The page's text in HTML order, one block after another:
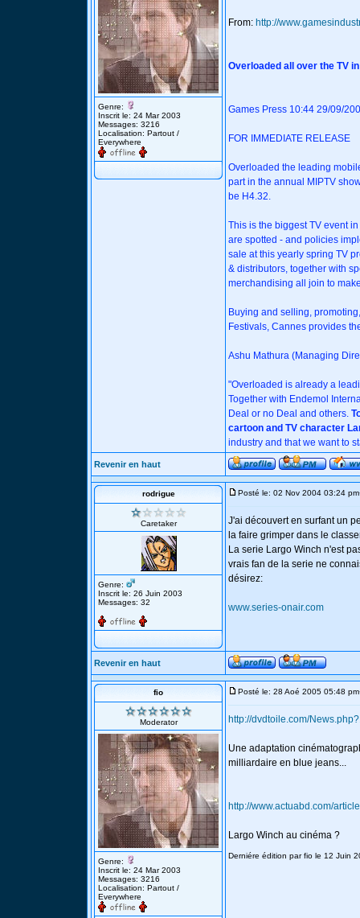
Genre:
Inscrit le: 24 Mar 2003
Messages: 3216
Localisation: Partout /
Everywhere
From: http://
Overloaded all over the TV
Games Press 10:44 29/09/
FOR IMMEDIATE RELEASE
Overloaded the leading
part in the annual MIPTV
be H4.32.
This is the biggest TV event
are spotted - and policies
sale at this yearly spring TV
& distributors, together with
merchandising all join to
Buying and selling,
Festivals, Cannes provides
Ashu Mathura (Managing
"Overloaded is already a
Together with Endemol
Deal or no Deal and others.
cartoon and TV character
industry and that we want to
Revenir en haut
rodrigue
Caretaker
Genre:
Inscrit le: 26 Juin 2003
Messages: 32
Posté le: 02 Nov 2004 03:24 pm
J'ai découvert en surfant un
la faire grimper dans le
La serie Largo Winch n'est
vrais fan de la serie ne
désirez:
www.series-onair.com
Revenir en haut
fio
Moderator
Genre:
Inscrit le: 24 Mar 2003
Messages: 3216
Localisation: Partout /
Everywhere
Posté le: 28 Aoé 2005 05:48 pm
http://dvdtoile.com/
Une adaptation
milliardaire en blue jeans...
http://www.actuabd.com/
Largo Winch au cinéma ?
Derniére édition par fio le 12 Juin